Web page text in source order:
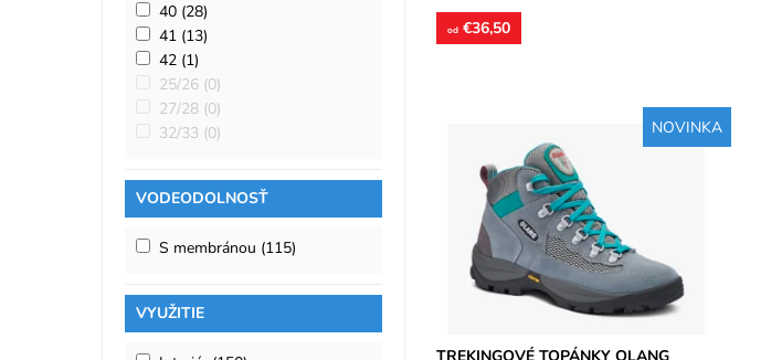
od €36,50
NOVINKA
Treková pevná obuv vysoká členková,
zvršok je vyhotovený z brúsenej kože,
podšívky textilné, stielky tvarované...
Dostupnosť:
Skladom
Značka:
Olang
Záruka:
2 roky
TREKINGOVÉ TOPÁNKY OLANG
40 (28)
41 (13)
42 (1)
25/26 (0)
27/28 (0)
32/33 (0)
VODEODOLNOSŤ
S membránou (115)
VYUŽITIE